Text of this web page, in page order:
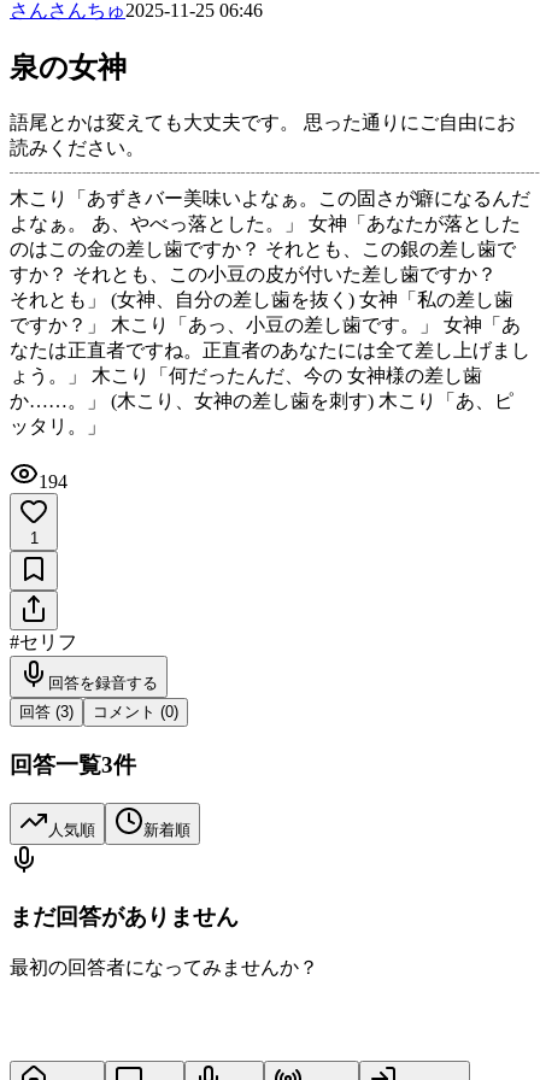
さんさんちゅ2025-11-25 06:46
泉の女神
語尾とかは変えても大丈夫です。 思った通りにご自由にお
読みください。
木こり「あずきバー美味いよなぁ。この固さが癖になるんだ
よなぁ。 あ、やべっ落とした。」 女神「あなたが落とした
のはこの金の差し歯ですか？ それとも、この銀の差し歯で
すか？ それとも、この小豆の皮が付いた差し歯ですか？
それとも」 (女神、自分の差し歯を抜く) 女神「私の差し歯
ですか？」 木こり「あっ、小豆の差し歯です。」 女神「あ
なたは正直者ですね。正直者のあなたには全て差し上げまし
ょう。」 木こり「何だったんだ、今の 女神様の差し歯
か……。」 (木こり、女神の差し歯を刺す) 木こり「あ、ピ
ッタリ。」
194
1
#セリフ
回答を録音する
回答 (3) コメント (0)
回答一覧3件
人気順 新着順
まだ回答がありません
最初の回答者になってみませんか？